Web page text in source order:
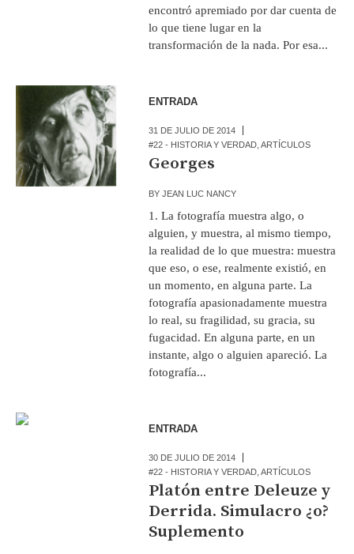
encontró apremiado por dar cuenta de
lo que tiene lugar en la
transformación de la nada. Por esa...
ENTRADA
31 DE JULIO DE 2014
#22 - HISTORIA Y VERDAD ,ARTÍCULOS
Georges
BYJEAN LUC NANCY
1. La fotografía muestra algo, o
alguien, y muestra, al mismo tiempo,
la realidad de lo que muestra: muestra
que eso, o ese, realmente existió, en
un momento, en alguna parte. La
fotografía apasionadamente muestra
lo real, su fragilidad, su gracia, su
fugacidad. En alguna parte, en un
instante, algo o alguien apareció. La
fotografía...
ENTRADA
30 DE JULIO DE 2014
#22 - HISTORIA Y VERDAD ,ARTÍCULOS
Platón entre Deleuze y
Derrida. Simulacro ¿o?
Suplemento